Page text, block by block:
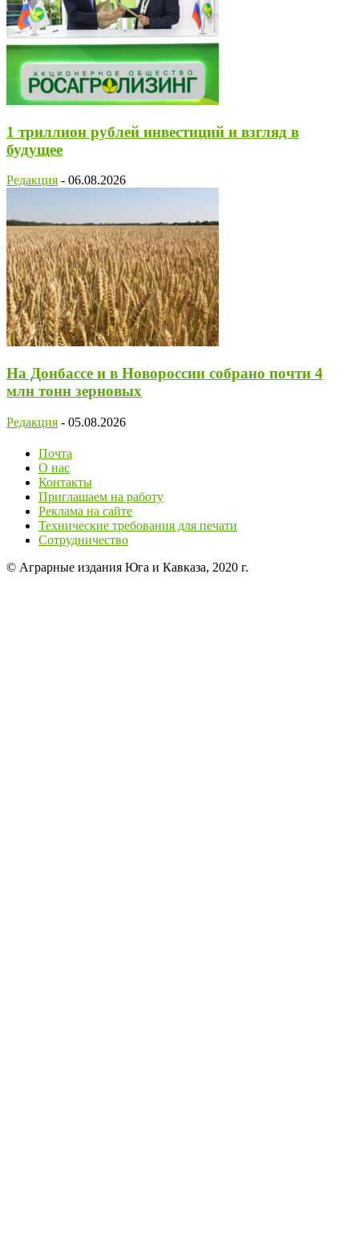
1 триллион рублей инвестиций и взгляд в
будущее
Редакция - 06.08.2026
На Донбассе и в Новороссии собрано почти 4
млн тонн зерновых
Редакция - 05.08.2026
Почта
О нас
Контакты
Приглашаем на работу
Реклама на сайте
Технические требования для печати
Сотрудничество
© Аграрные издания Юга и Кавказа, 2020 г.